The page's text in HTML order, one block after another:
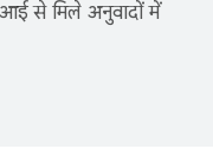
से मिले अनुवादों में